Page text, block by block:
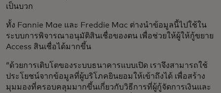
เป็นบวก
ทั้ง Fannie Mae และ Freddie Mac ต่างนำข้อมูลนี้ไปใช้ใน
ระบบการพิจารณาอนุมัติสินเชื่อของตน เพื่อช่วยให้ผู้ให้กู้ขยาย
Access สินเชื่อได้มากขึ้น
“ด้วยการเติบโตของระบบธนาคารแบบเปิด เราจึงสามารถใช้
ประโยชน์จากข้อมูลที่ผู้บริโภคยินยอมให้เข้าถึงได้ เพื่อสร้าง
มุมมองที่ครอบคลุมมากขึ้นเกี่ยวกับวิธีการที่ผู้กู้จัดการเงินและ